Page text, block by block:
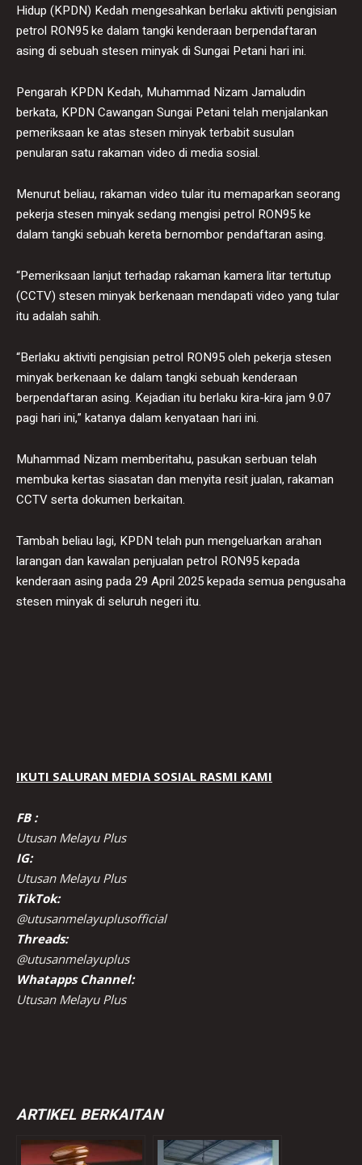
Hidup (KPDN) Kedah mengesahkan berlaku aktiviti pengisian
petrol RON95 ke dalam tangki kenderaan berpendaftaran
asing di sebuah stesen minyak di Sungai Petani hari ini.
Pengarah KPDN Kedah, Muhammad Nizam Jamaludin
berkata, KPDN Cawangan Sungai Petani telah menjalankan
pemeriksaan ke atas stesen minyak terbabit susulan
penularan satu rakaman video di media sosial.
Menurut beliau, rakaman video tular itu memaparkan seorang
pekerja stesen minyak sedang mengisi petrol RON95 ke
dalam tangki sebuah kereta bernombor pendaftaran asing.
“Pemeriksaan lanjut terhadap rakaman kamera litar tertutup
(CCTV) stesen minyak berkenaan mendapati video yang tular
itu adalah sahih.
“Berlaku aktiviti pengisian petrol RON95 oleh pekerja stesen
minyak berkenaan ke dalam tangki sebuah kenderaan
berpendaftaran asing. Kejadian itu berlaku kira-kira jam 9.07
pagi hari ini,” katanya dalam kenyataan hari ini.
Muhammad Nizam memberitahu, pasukan serbuan telah
membuka kertas siasatan dan menyita resit jualan, rakaman
CCTV serta dokumen berkaitan.
Tambah beliau lagi, KPDN telah pun mengeluarkan arahan
larangan dan kawalan penjualan petrol RON95 kepada
kenderaan asing pada 29 April 2025 kepada semua pengusaha
stesen minyak di seluruh negeri itu.
IKUTI SALURAN MEDIA SOSIAL RASMI KAMI
FB :
Utusan Melayu Plus
IG:
Utusan Melayu Plus
TikTok:
@utusanmelayuplusofficial
Threads:
@utusanmelayuplus
Whatapps Channel:
Utusan Melayu Plus
ARTIKEL BERKAITAN